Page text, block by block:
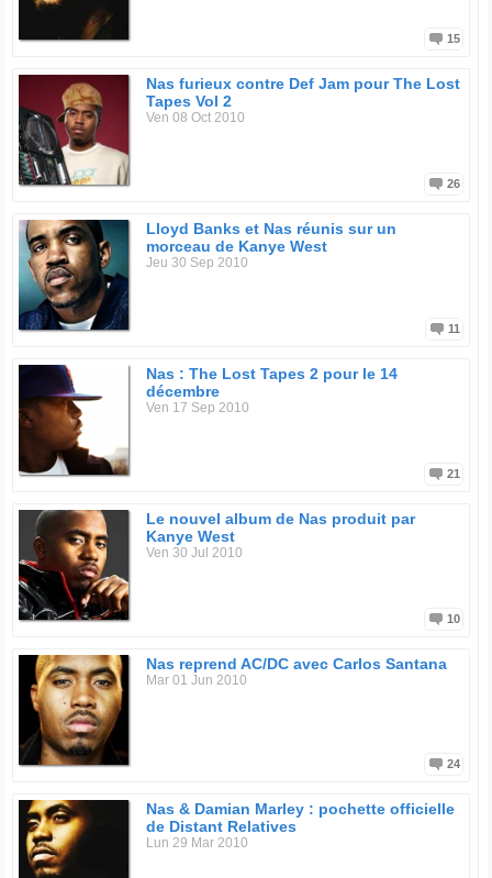
15
Nas furieux contre Def Jam pour The Lost
Tapes Vol 2
Ven 08 Oct 2010
26
Lloyd Banks et Nas réunis sur un
morceau de Kanye West
Jeu 30 Sep 2010
11
Nas : The Lost Tapes 2 pour le 14
décembre
Ven 17 Sep 2010
21
Le nouvel album de Nas produit par
Kanye West
Ven 30 Jul 2010
10
Nas reprend AC/DC avec Carlos Santana
Mar 01 Jun 2010
24
Nas & Damian Marley : pochette officielle
de Distant Relatives
Lun 29 Mar 2010